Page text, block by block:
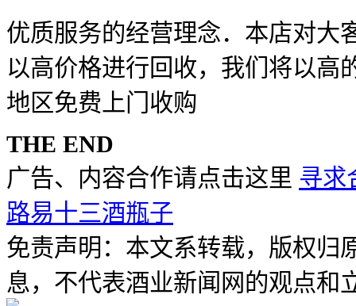
优质服务的经营理念．本店对大
以高价格进行回收，我们将以高
地区免费上门收购
THE END
广告、内容合作请点击这里 寻求
路易十三酒瓶子
免责声明：本文系转载，版权归
息，不代表酒业新闻网的观点和